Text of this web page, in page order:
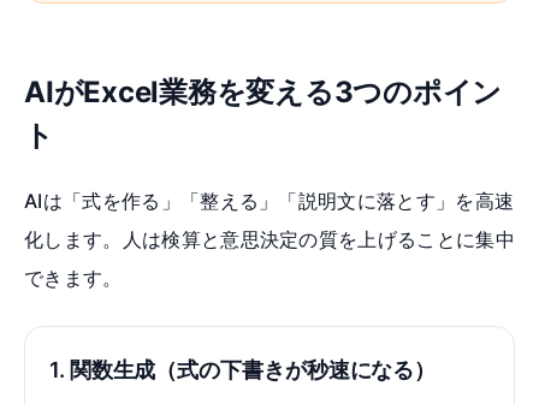
AIがExcel業務を変える3つのポイン
ト
AIは「式を作る」「整える」「説明文に落とす」を高速
化します。人は検算と意思決定の質を上げることに集中
できます。
1. 関数生成（式の下書きが秒速になる）